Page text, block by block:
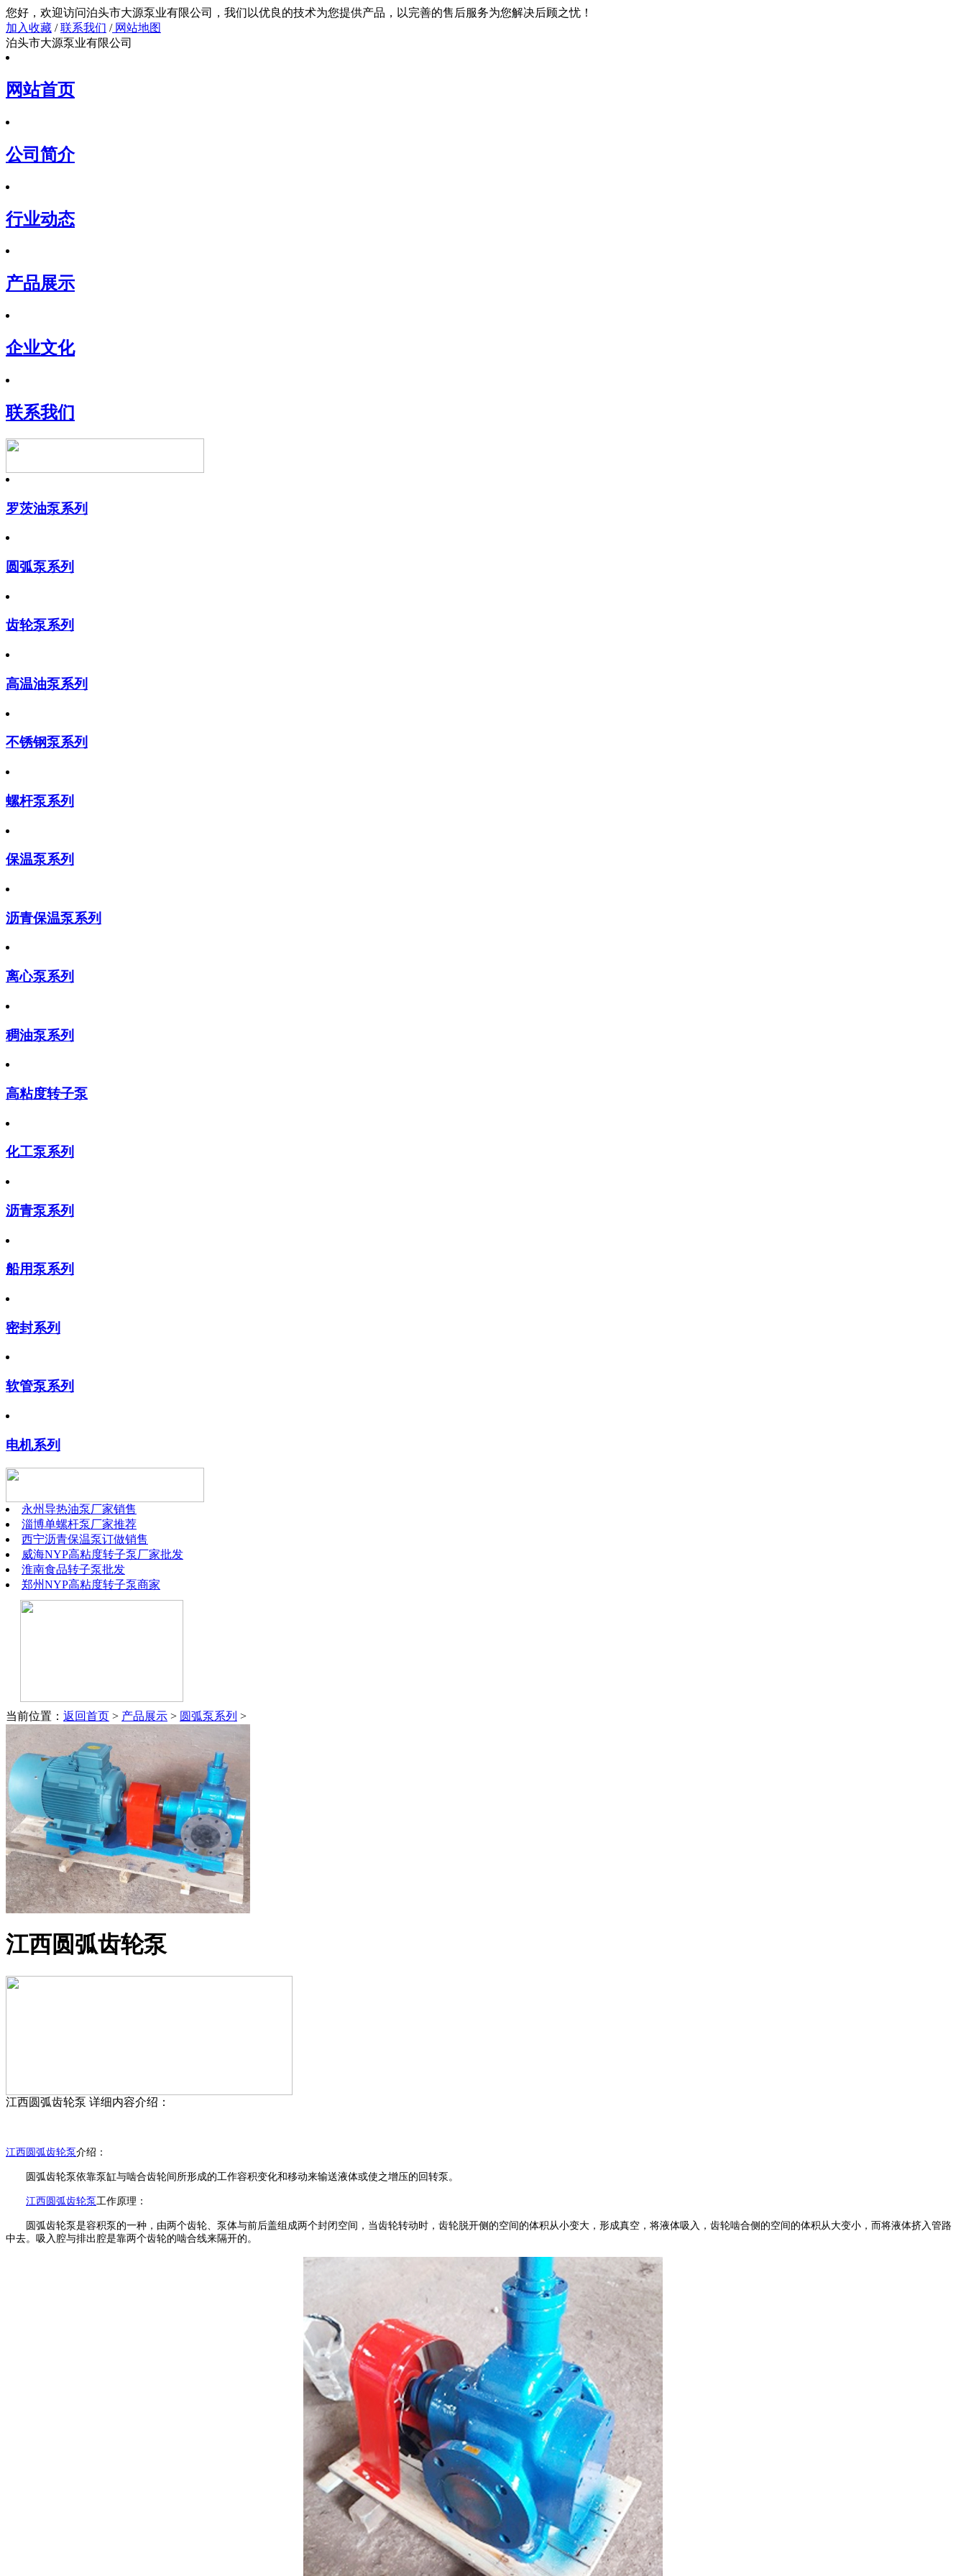
您好，欢迎访问泊头市大源泵业有限公司，我们以优良的技术为您提供产品，以完善的售后服务为您解决后顾之忧！
加入收藏 /联系我们 /网站地图
泊头市大源泵业有限公司
网站首页
公司简介
行业动态
产品展示
企业文化
联系我们
罗茨油泵系列
圆弧泵系列
齿轮泵系列
高温油泵系列
不锈钢泵系列
螺杆泵系列
保温泵系列
沥青保温泵系列
离心泵系列
稠油泵系列
高粘度转子泵
化工泵系列
沥青泵系列
船用泵系列
密封系列
软管泵系列
电机系列
永州导热油泵厂家销售
淄博单螺杆泵厂家推荐
西宁沥青保温泵订做销售
威海NYP高粘度转子泵厂家批发
淮南食品转子泵批发
郑州NYP高粘度转子泵商家
当前位置： 返回首页 > 产品展示 > 圆弧泵系列 >
江西圆弧齿轮泵
江西圆弧齿轮泵 详细内容介绍：
江西 圆弧齿轮泵介绍：
圆弧齿轮泵依靠泵缸与啮合齿轮间所形成的工作容积变化和移动来输送液体或使之增压的回转泵。
江西 圆弧齿轮泵工作原理：
圆弧齿轮泵是容积泵的一种，由两个齿轮、泵体与前后盖组成两个封闭空间，当齿轮转动时，齿轮脱开侧的空间的体积从小变大，形成真空，将液体吸入，齿轮啮合侧的空间的体积从大变小，而将液体挤入管路
中去。吸入腔与排出腔是靠两个齿轮的啮合线来隔开的。